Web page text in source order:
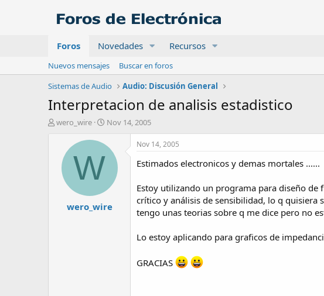
Foros Novedades Recursos
Nuevos mensajes
Buscar en foros
Sistemas de Audio
Audio: Discusión General
Interpretacion de analisis estadistico
A
wero_wire
F
c
e
n
Nov 14, 2005
W
wero_wire
Nov 14, 2005
Estimados electronicos y demas mortales ......
Estoy utilizando un programa para diseño de
crítico y análisis de sensibilidad, lo q quisiera
tengo unas teorias sobre q me dice pero no
Lo estoy aplicando para graficos de
GRACIAS